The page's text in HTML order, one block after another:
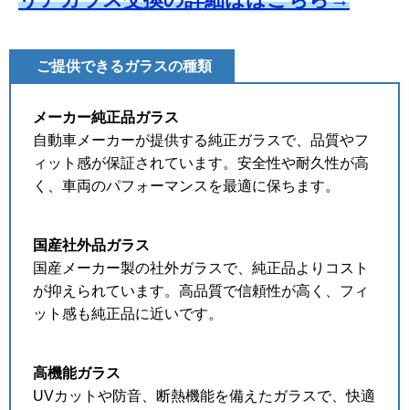
ご提供できるガラスの種類
メーカー純正品ガラス
自動車メーカーが提供する純正ガラスで、品質やフ
ィット感が保証されています。安全性や耐久性が高
く、車両のパフォーマンスを最適に保ちます。
国産社外品ガラス
国産メーカー製の社外ガラスで、純正品よりコスト
が抑えられています。高品質で信頼性が高く、フィ
ット感も純正品に近いです。
高機能ガラス
UVカットや防音、断熱機能を備えたガラスで、快適